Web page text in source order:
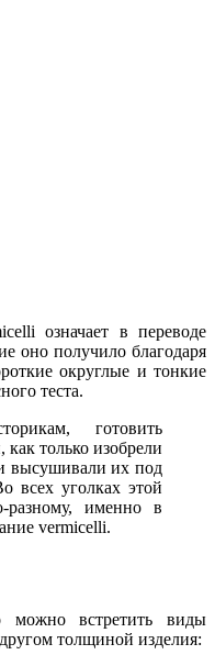
означает в переводе
оно получило благодаря
округлые и тонкие
теста.
готовить
только изобрели
высушивали их под
всех уголках этой
разному, именно в
vermicelli.
можно встретить виды
толщиной изделия: